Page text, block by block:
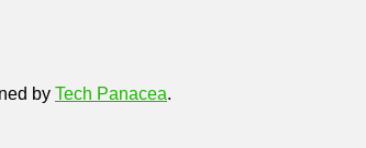
by Tech Panacea.